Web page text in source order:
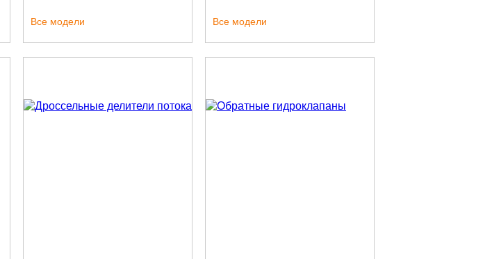
Все модели Все модели